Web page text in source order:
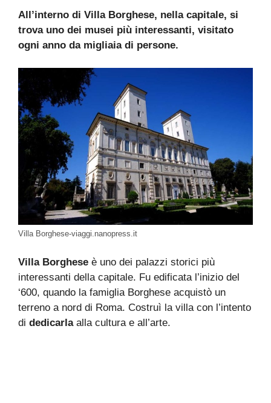
All’interno di Villa Borghese, nella capitale, si
trova uno dei musei più interessanti, visitato
ogni anno da migliaia di persone.
Villa Borghese-viaggi.nanopress.it
Villa Borghese è uno dei palazzi storici più
interessanti della capitale. Fu edificata l’inizio del
‘600, quando la famiglia Borghese acquistò un
terreno a nord di Roma. Costruì la villa con l’intento
di dedicarlaalla cultura e all’arte.